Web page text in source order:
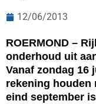
12/06/2013
ROERMOND –
onderhoud uit
Vanaf zondag 16
rekening houden
eind september